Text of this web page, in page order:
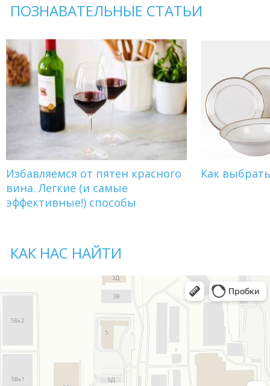
ПОЗНАВАТЕЛЬНЫЕ СТАТЬИ
Избавляемся от пятен красного
вина. Легкие (и самые
эффективные!) способы
Как
КАК НАС НАЙТИ